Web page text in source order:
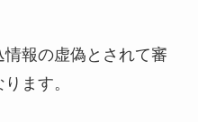
報の虚偽とされて審
ます。